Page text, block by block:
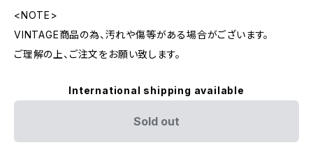
<NOTE>
VINTAGE商品の為、汚れや傷等がある場合がございます。
ご理解の上、ご注文をお願い致します。
International shipping available
Sold out